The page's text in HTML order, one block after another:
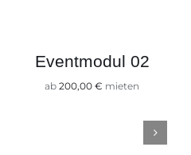
Eventmodul 02
ab 200,00 € mieten